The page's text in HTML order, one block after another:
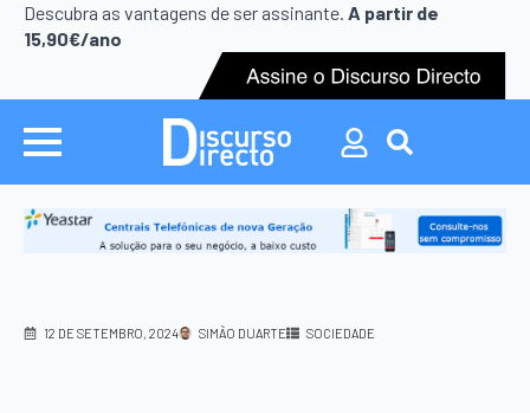
Descubra as vantagens de ser assinante. A partir de
15,90€/ano
Search
for:
Search
12 DE SETEMBRO, 2024 SIMÃO DUARTE SOCIEDADE